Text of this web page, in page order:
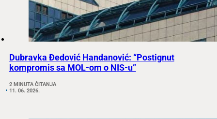
Dubravka Đedović Handanović: “Postignut
kompromis sa MOL-om o NIS-u”
2 MINUTA ČITANJA
11. 06. 2026.